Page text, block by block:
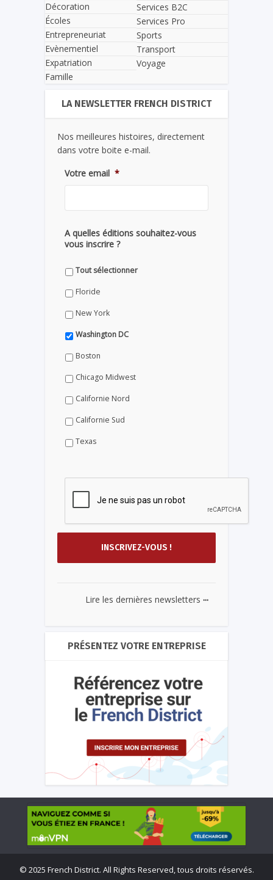
Décoration
Écoles
Entrepreneuriat
Evènementiel
Expatriation
Famille
Services B2C
Services Pro
Sports
Transport
Voyage
LA NEWSLETTER FRENCH DISTRICT
Nos meilleures histoires, directement
dans votre boite e-mail.
Votre email *
A quelles éditions souhaitez-vous
vous inscrire ?
Tout sélectionner
Floride
New York
Washington DC
Boston
Chicago Midwest
Californie Nord
Californie Sud
Texas
Lire les dernières newsletters ...
PRÉSENTEZ VOTRE ENTREPRISE
© 2025 French District. All Rights Reserved, tous droits réservés.